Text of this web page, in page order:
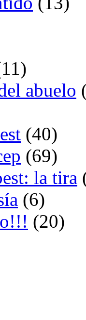
abuelo
(40)
(69)
la tira
(6)
(20)